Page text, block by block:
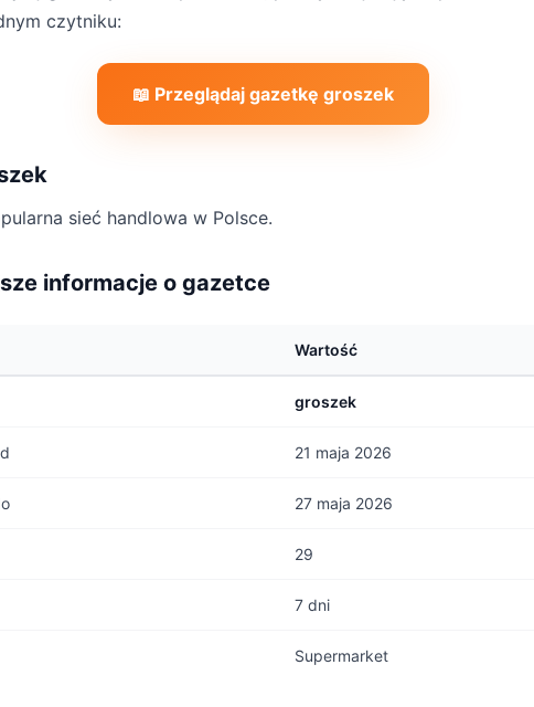
czytniku:
📖 Przeglądaj gazetkę groszek
sieć handlowa w Polsce.
informacje o gazetce
Wartość
groszek
21 maja 2026
27 maja 2026
29
7 dni
Supermarket